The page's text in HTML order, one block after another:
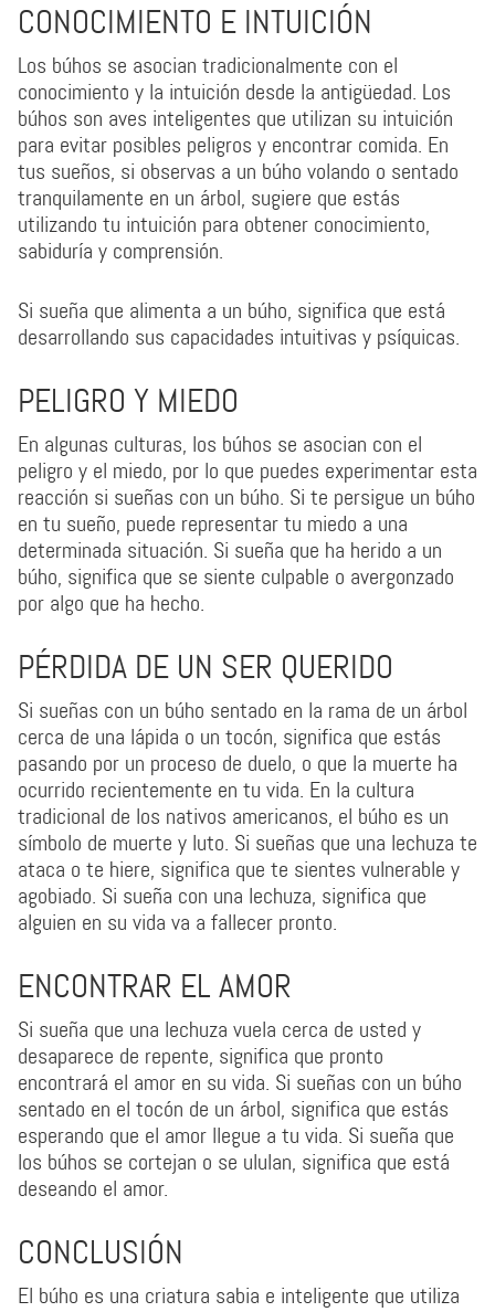
CONOCIMIENTO E INTUICIÓN
Los búhos se asocian tradicionalmente con el
conocimiento y la intuición desde la antigüedad. Los
búhos son aves inteligentes que utilizan su intuición
para evitar posibles peligros y encontrar comida. En
tus sueños, si observas a un búho volando o sentado
tranquilamente en un árbol, sugiere que estás
utilizando tu intuición para obtener conocimiento,
sabiduría y comprensión.
Si sueña que alimenta a un búho, significa que está
desarrollando sus capacidades intuitivas y psíquicas.
PELIGRO Y MIEDO
En algunas culturas, los búhos se asocian con el
peligro y el miedo, por lo que puedes experimentar esta
reacción si sueñas con un búho. Si te persigue un búho
en tu sueño, puede representar tu miedo a una
determinada situación. Si sueña que ha herido a un
búho, significa que se siente culpable o avergonzado
por algo que ha hecho.
PÉRDIDA DE UN SER QUERIDO
Si sueñas con un búho sentado en la rama de un árbol
cerca de una lápida o un tocón, significa que estás
pasando por un proceso de duelo, o que la muerte ha
ocurrido recientemente en tu vida. En la cultura
tradicional de los nativos americanos, el búho es un
símbolo de muerte y luto. Si sueñas que una lechuza te
ataca o te hiere, significa que te sientes vulnerable y
agobiado. Si sueña con una lechuza, significa que
alguien en su vida va a fallecer pronto.
ENCONTRAR EL AMOR
Si sueña que una lechuza vuela cerca de usted y
desaparece de repente, significa que pronto
encontrará el amor en su vida. Si sueñas con un búho
sentado en el tocón de un árbol, significa que estás
esperando que el amor llegue a tu vida. Si sueña que
los búhos se cortejan o se ululan, significa que está
deseando el amor.
CONCLUSIÓN
El búho es una criatura sabia e inteligente que utiliza